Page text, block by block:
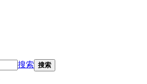
搜索 搜索